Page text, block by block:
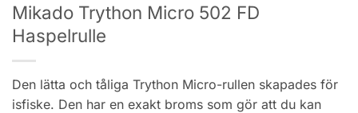
Mikado Trython Micro 502 FD
Haspelrulle
Den lätta och tåliga Trython Micro-rullen skapades för
isfiske. Den har en exakt broms som gör att du kan